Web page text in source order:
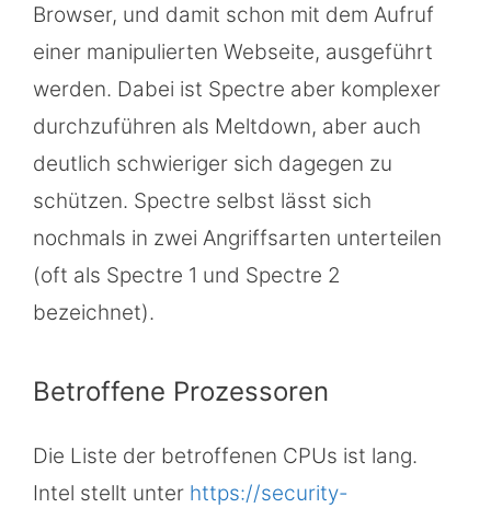
Browser, und damit schon mit dem Aufruf
einer manipulierten Webseite, ausgeführt
werden. Dabei ist Spectre aber komplexer
durchzuführen als Meltdown, aber auch
deutlich schwieriger sich dagegen zu
schützen. Spectre selbst lässt sich
nochmals in zwei Angriffsarten unterteilen
(oft als Spectre 1 und Spectre 2
bezeichnet).
Betroffene Prozessoren
Die Liste der betroffenen CPUs ist lang.
Intel stellt unter https://security-